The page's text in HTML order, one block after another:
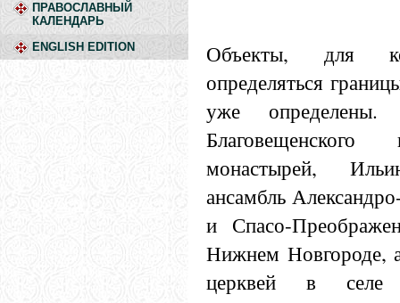
ПРАВОСЛАВНЫЙ
КАЛЕНДАРЬ
ENGLISH EDITION
Объекты, для
определяться
уже определены.
монастырей,
ансамбль
и Спасо-
Нижнем Новгороде,
церквей в селе